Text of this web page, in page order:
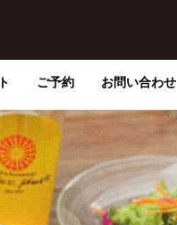
ご予約 お問い合わせ